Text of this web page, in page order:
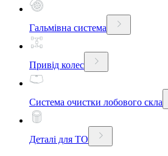
Гальмівна система
Привід колес
Система очистки лобового скла
Деталі для ТО